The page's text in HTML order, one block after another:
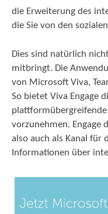
die Erweiterung des
die Sie von den
Dies sind natürlich
mitbringt. Die
von Microsoft Viva,
So bietet Viva Engage
vorzunehmen. Engage
also auch als Kanal für
Informationen über